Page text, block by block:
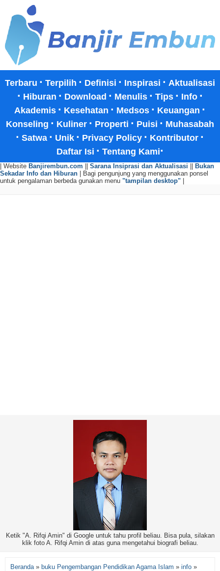
Terbaru · Terpilih · Definisi · Inspirasi · Aktualisasi
· Hiburan · Download · Menulis · Tips · Info ·
Akademis · Kesehatan · Medsos · Keuangan ·
Konseling · Kuliner · Properti · Puisi · Muhasabah
· Satwa · Unik · Privacy Policy · Kontributor ·
Daftar Isi · Tentang Kami·
| Website Banjirembun.com || Sarana Insiprasi dan Aktualisasi || Bukan
Sekadar Info dan Hiburan | Bagi pengunjung yang menggunakan ponsel
untuk pengalaman berbeda gunakan menu "tampilan desktop" |
Ketik "A. Rifqi Amin" di Google untuk tahu profil beliau. Bisa pula, silakan
klik foto A. Rifqi Amin di atas guna mengetahui biografi beliau.
Beranda » buku Pengembangan Pendidikan Agama Islam » info »